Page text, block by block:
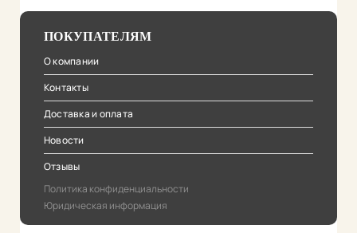
ПОКУПАТЕЛЯМ
О компании
Контакты
Доставка и оплата
Новости
Отзывы
Политика конфиденциальности
Юридическая информация